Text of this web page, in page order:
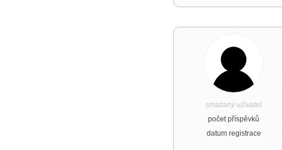
smazaný uživatel
počet příspěvků
datum registrace